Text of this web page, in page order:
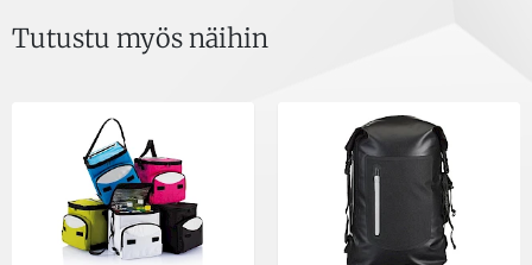
Tutustu myös näihin